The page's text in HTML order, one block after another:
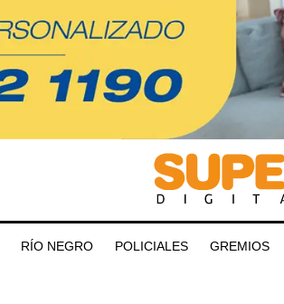
RÍO NEGRO POLICIALES GREMIOS